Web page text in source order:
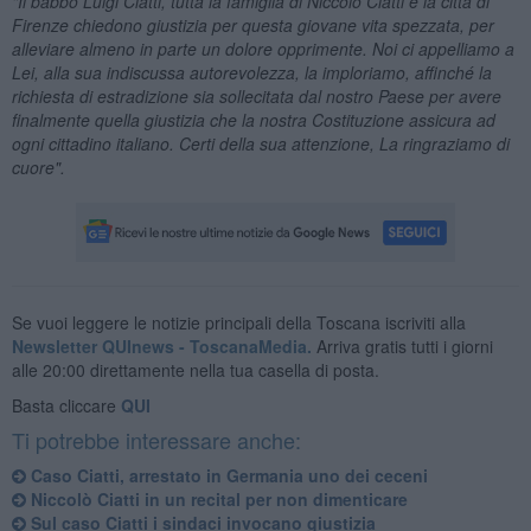
Firenze chiedono giustizia per questa giovane vita spezzata, per
alleviare almeno in parte un dolore opprimente. Noi ci appelliamo a
Lei, alla sua indiscussa autorevolezza, la imploriamo, affinché la
richiesta di estradizione sia sollecitata dal nostro Paese per avere
finalmente quella giustizia che la nostra Costituzione assicura ad
ogni cittadino italiano. Certi della sua attenzione, La ringraziamo di
cuore".
Se vuoi leggere le notizie principali della Toscana iscriviti alla
Newsletter QUInews - ToscanaMedia. Arriva gratis tutti i giorni
alle 20:00 direttamente nella tua casella di posta.
Basta cliccare QUI
Ti potrebbe interessare anche:
Caso Ciatti, arrestato in Germania uno dei ceceni
Niccolò Ciatti in un recital per non dimenticare
Sul caso Ciatti i sindaci invocano giustizia